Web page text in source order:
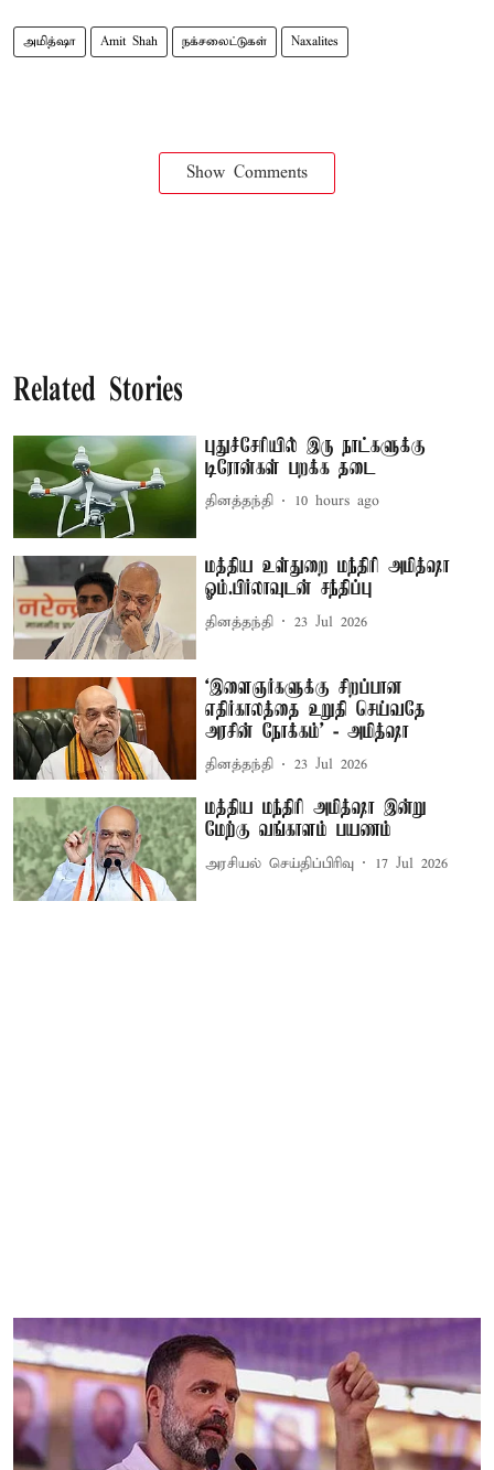
அமித்ஷா Amit Shah நக்சலைட்டுகள் Naxalites
Show Comments
Related Stories
புதுச்சேரியில் இரு நாட்களுக்கு
டிரோன்கள் பறக்க தடை
தினத்தந்தி 10 hours ago
மத்திய உள்துறை மந்திரி அமித்ஷா
ஓம்.பிர்லாவுடன் சந்திப்பு
தினத்தந்தி 23 Jul 2026
‘இளைஞர்களுக்கு சிறப்பான
எதிர்காலத்தை உறுதி செய்வதே
அரசின் நோக்கம்’ - அமித்ஷா
தினத்தந்தி 23 Jul 2026
மத்திய மந்திரி அமித்ஷா இன்று
மேற்கு வங்காளம் பயணம்
அரசியல் செய்திப்பிரிவு 17 Jul 2026